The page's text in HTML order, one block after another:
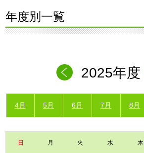
年度別一覧
2025年度
4月 5月 6月 7月 8月
日 月 火 水 木